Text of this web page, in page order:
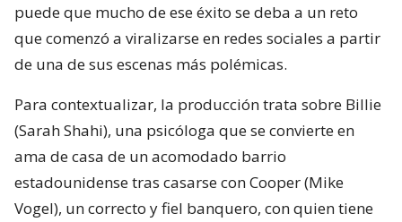
puede que mucho de ese éxito se deba a un reto
que comenzó a viralizarse en redes sociales a partir
de una de sus escenas más polémicas.
Para contextualizar, la producción trata sobre Billie
(Sarah Shahi), una psicóloga que se convierte en
ama de casa de un acomodado barrio
estadounidense tras casarse con Cooper (Mike
Vogel), un correcto y fiel banquero, con quien tiene